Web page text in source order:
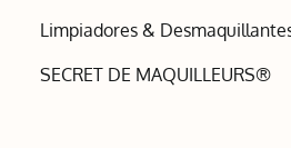
Limpiadores &
SECRET DE MAQUILLEURS®